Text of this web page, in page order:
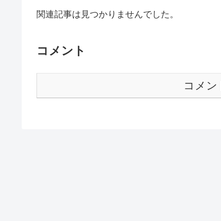
関連記事は見つかりませんでした。
コメント
コメン